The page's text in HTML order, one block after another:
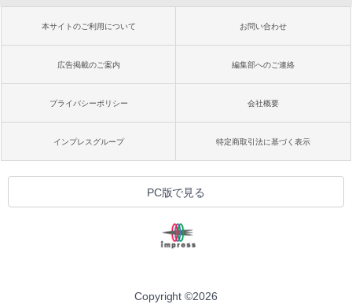
本サイトのご利用について お問い合わせ
広告掲載のご案内 編集部へのご連絡
プライバシーポリシー 会社概要
インプレスグループ 特定商取引法に基づく表示
PC版で見る
Copyright ©2026